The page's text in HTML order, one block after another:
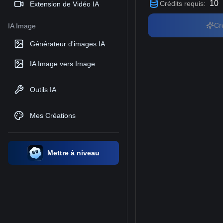
Extension de Vidéo IA
IA Image
Générateur d'images IA
IA Image vers Image
Outils IA
Mes Créations
Mettre à niveau
Crédits requis: 10